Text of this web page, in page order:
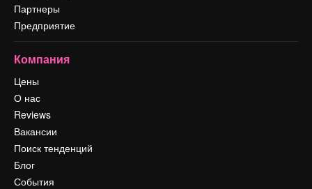
Партнеры
Предприятие
Компания
Цены
О нас
Reviews
Вакансии
Поиск тенденций
Блог
События